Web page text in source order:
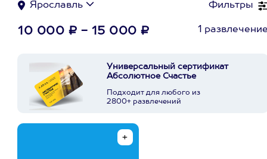
Фильтры
Ярославль
10 000 ₽ - 15 000 ₽ 1
Универсальный сертификат
Абсолютное Счастье
Подходит для любого из
2800+ развлечений